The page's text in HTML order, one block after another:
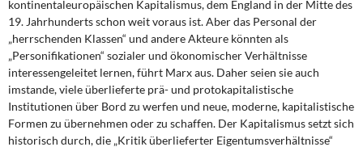
kontinentaleuropäischen Kapitalismus, dem England in der Mitte des
19. Jahrhunderts schon weit voraus ist. Aber das Personal der
„herrschenden Klassen“ und andere Akteure könnten als
„Personifikationen“ sozialer und ökonomischer Verhältnisse
interessengeleitet lernen, führt Marx aus. Daher seien sie auch
imstande, viele überlieferte prä- und protokapitalistische
Institutionen über Bord zu werfen und neue, moderne, kapitalistische
Formen zu übernehmen oder zu schaffen. Der Kapitalismus setzt sich
historisch durch, die „Kritik überlieferter Eigentumsverhältnisse“